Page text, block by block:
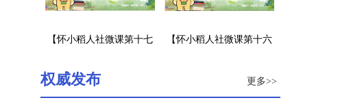
【怀小稻人社微课第十七
同怎么办？
【怀小稻人社微课第十六
权威发布 更多>>